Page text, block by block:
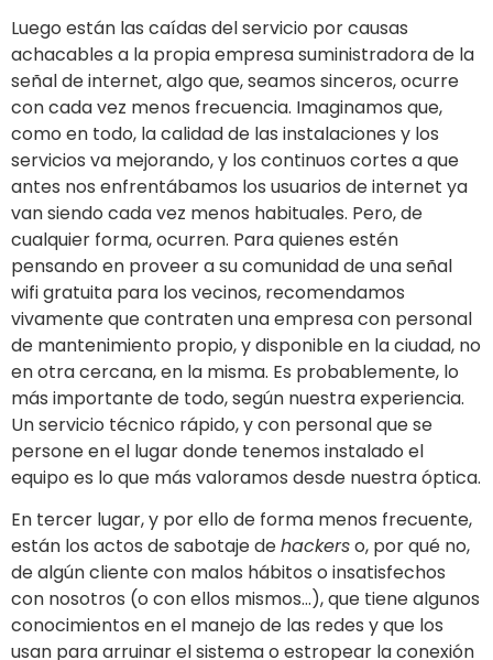
Luego están las caídas del servicio por causas
achacables a la propia empresa suministradora de la
señal de internet, algo que, seamos sinceros, ocurre
con cada vez menos frecuencia. Imaginamos que,
como en todo, la calidad de las instalaciones y los
servicios va mejorando, y los continuos cortes a que
antes nos enfrentábamos los usuarios de internet ya
van siendo cada vez menos habituales. Pero, de
cualquier forma, ocurren. Para quienes estén
pensando en proveer a su comunidad de una señal
wifi gratuita para los vecinos, recomendamos
vivamente que contraten una empresa con personal
de mantenimiento propio, y disponible en la ciudad, no
en otra cercana, en la misma. Es probablemente, lo
más importante de todo, según nuestra experiencia.
Un servicio técnico rápido, y con personal que se
persone en el lugar donde tenemos instalado el
equipo es lo que más valoramos desde nuestra óptica.
En tercer lugar, y por ello de forma menos frecuente,
están los actos de sabotaje dehackerso, por qué no,
de algún cliente con malos hábitos o insatisfechos
con nosotros (o con ellos mismos…), que tiene algunos
conocimientos en el manejo de las redes y que los
usan para arruinar el sistema o estropear la conexión